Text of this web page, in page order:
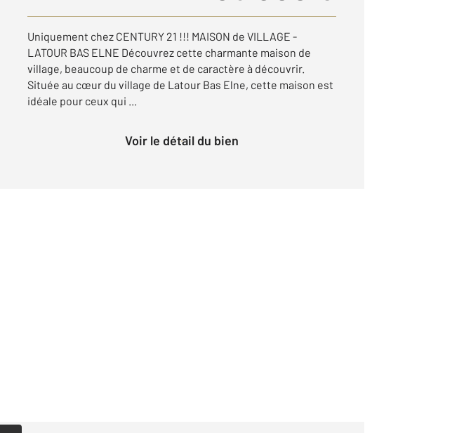
Uniquement chez CENTURY 21 !!! MAISON de VILLAGE -
LATOUR BAS ELNE Découvrez cette charmante maison de
village, beaucoup de charme et de caractère à découvrir.
Située au cœur du village de Latour Bas Elne, cette maison est
idéale pour ceux qui ...
Voir le détail du bien